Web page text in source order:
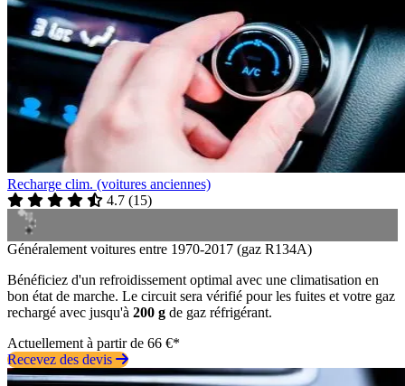
Recharge clim. (voitures anciennes)
4.7 (15)
Généralement voitures entre 1970-2017 (gaz R134A)
Bénéficiez d'un refroidissement optimal avec une climatisation en
bon état de marche. Le circuit sera vérifié pour les fuites et votre gaz
rechargé avec jusqu'à 200 g de gaz réfrigérant.
Actuellement à partir de 66 €*
Recevez des devis